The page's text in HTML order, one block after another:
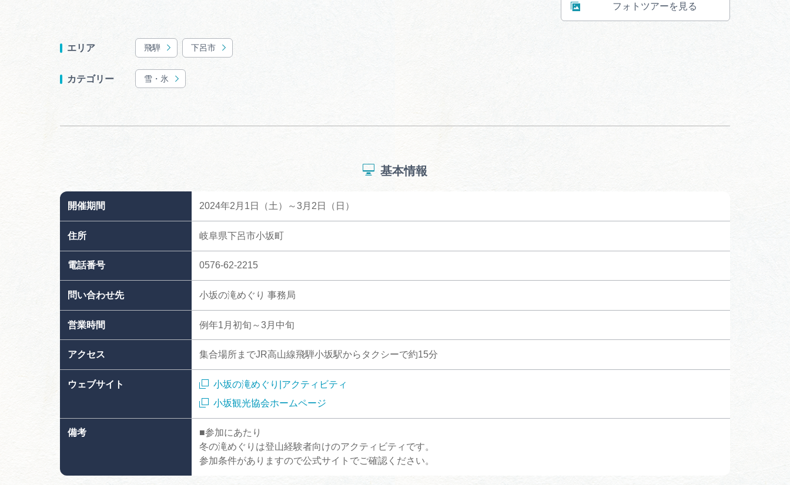
エリア 飛騨 下呂市
カテゴリー 雪・氷
フォトツアーを見る
基本情報
開催期間 2024年2月1日（土）～3月2日（日）
住所 岐阜県下呂市小坂町
電話番号 0576-62-2215
問い合わせ先 小坂の滝めぐり 事務局
営業時間 例年1月初旬～3月中旬
アクセス 集合場所までJR高山線飛騨小坂駅からタクシーで約15分
ウェブサイト
小坂の滝めぐり|アクティビティ
小坂観光協会ホームページ
備考
■参加にあたり
冬の滝めぐりは登山経験者向けのアクティビティです。
参加条件がありますので公式サイトでご確認ください。